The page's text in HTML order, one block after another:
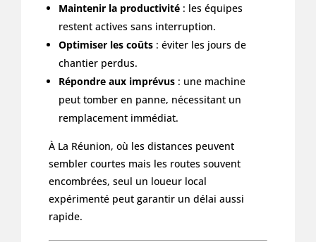
Maintenir la productivité: les équipes
restent actives sans interruption.
Optimiser les coûts: éviter les jours de
chantier perdus.
Répondre aux imprévus: une machine
peut tomber en panne, nécessitant un
remplacement immédiat.
À La Réunion, où les distances peuvent
sembler courtes mais les routes souvent
encombrées, seul un loueur local
expérimenté peut garantir un délai aussi
rapide.